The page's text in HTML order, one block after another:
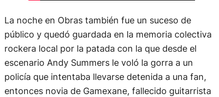
La noche en Obras también fue un suceso de
público y quedó guardada en la memoria colectiva
rockera local por la patada con la que desde el
escenario Andy Summers le voló la gorra a un
policía que intentaba llevarse detenida a una fan,
entonces novia de Gamexane, fallecido guitarrista